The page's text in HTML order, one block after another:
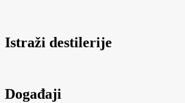
Istraži destilerije
Događaji